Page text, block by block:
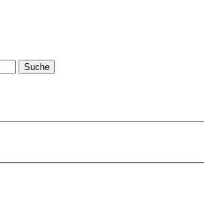
Suche